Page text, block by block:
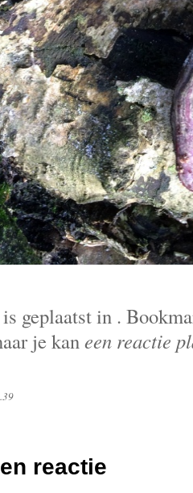
geplaatst in .
je kaneen reactie
reactie